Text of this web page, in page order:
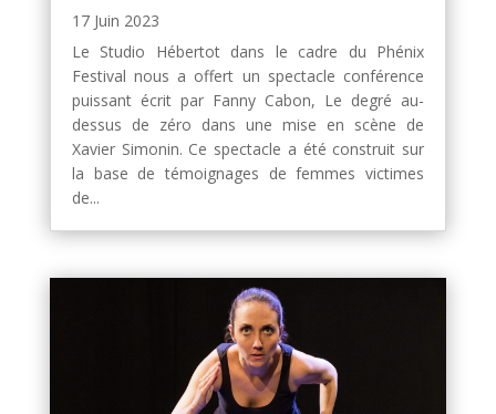
17 Juin 2023
Le Studio Hébertot dans le cadre du Phénix
Festival nous a offert un spectacle conférence
puissant écrit par Fanny Cabon, Le degré au-
dessus de zéro dans une mise en scène de
Xavier Simonin. Ce spectacle a été construit sur
la base de témoignages de femmes victimes
de...